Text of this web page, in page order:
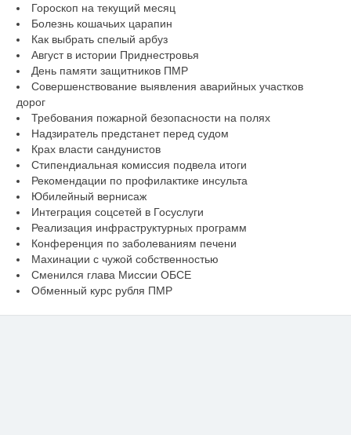
Гороскоп на текущий месяц
Болезнь кошачьих царапин
Как выбрать спелый арбуз
Август в истории Приднестровья
День памяти защитников ПМР
Совершенствование выявления аварийных участков
дорог
Требования пожарной безопасности на полях
Надзиратель предстанет перед судом
Крах власти сандунистов
Стипендиальная комиссия подвела итоги
Рекомендации по профилактике инсульта
Юбилейный вернисаж
Интеграция соцсетей в Госуслуги
Реализация инфраструктурных программ
Конференция по заболеваниям печени
Махинации с чужой собственностью
Сменился глава Миссии ОБСЕ
Обменный курс рубля ПМР